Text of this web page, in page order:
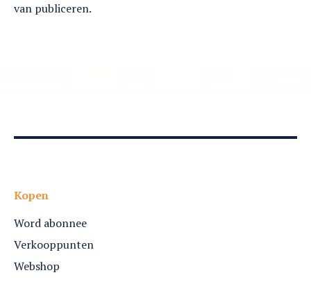
van publiceren.
Kopen
Word abonnee
Verkooppunten
Webshop